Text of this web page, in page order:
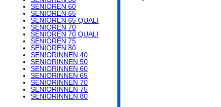
SENIOREN 60
SENIOREN 65
SENIOREN 65 QUALI
SENIOREN 70
SENIOREN 70 QUALI
SENIOREN 75
SENIOREN 80
SENIORINNEN 40
SENIORINNEN 50
SENIORINNEN 60
SENIORINNEN 65
SENIORINNEN 70
SENIORINNEN 75
SENIORINNEN 80